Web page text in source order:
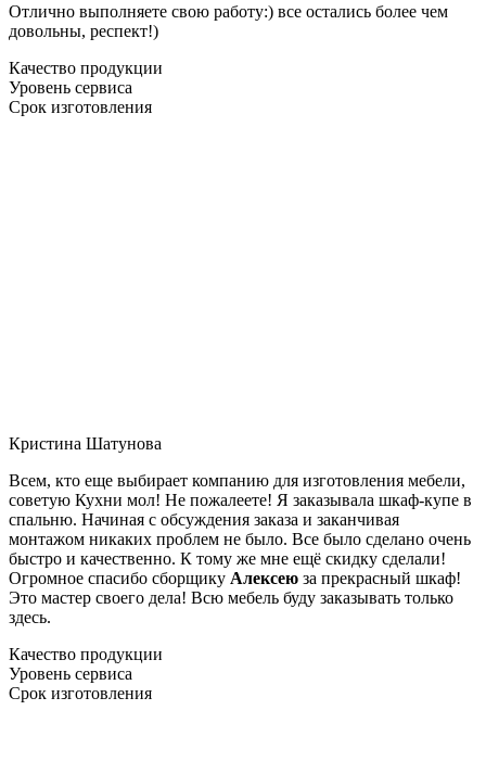
Отлично выполняете свою работу:) все остались более чем
довольны, респект!)
Качество продукции
Уровень сервиса
Срок изготовления
Кристина Шатунова
Всем, кто еще выбирает компанию для изготовления мебели,
советую Кухни мол! Не пожалеете! Я заказывала шкаф-купе в
спальню. Начиная с обсуждения заказа и заканчивая
монтажом никаких проблем не было. Все было сделано очень
быстро и качественно. К тому же мне ещё скидку сделали!
Огромное спасибо сборщику Алексею за прекрасный шкаф!
Это мастер своего дела! Всю мебель буду заказывать только
здесь.
Качество продукции
Уровень сервиса
Срок изготовления